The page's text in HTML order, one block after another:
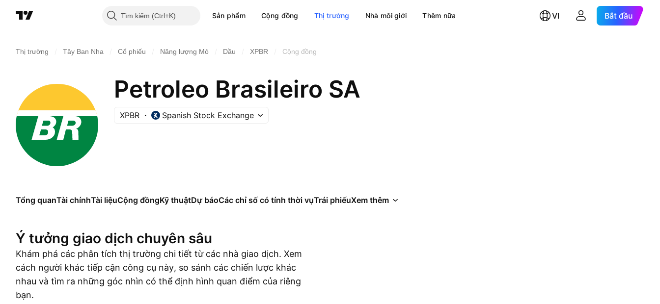
Tìm kiếm Sản phẩm Cộng đồng Thị trường Nhà môi giới Thêm nữa VI Bắt đầu
Thị trường Tây Ban Nha Cổ phiếu Năng lượng Mỏ Dầu XPBR Cộng đồng
Petroleo Brasileiro SA
XPBR Spanish Stock Exchange
Tổng quanTài chínhTài liệuCộng đồngKỹ thuậtDự báoCác chỉ số có tính thời vụTrái phiếuXem thêm
Ý tưởng giao dịch chuyên sâu
Khám phá các phân tích thị trường chi tiết từ các nhà giao dịch. Xem
cách người khác tiếp cận công cụ này, so sánh các chiến lược khác
nhau và tìm ra những góc nhìn có thể định hình quan điểm của riêng
bạn.